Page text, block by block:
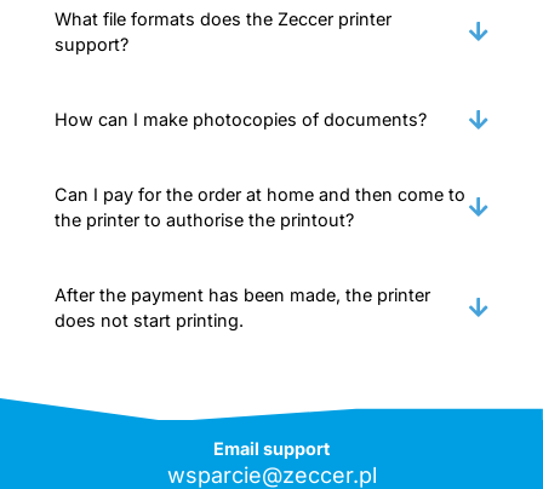
What file formats does the Zeccer printer
support?
How can I make photocopies of documents?
Can I pay for the order at home and then come to
the printer to authorise the printout?
After the payment has been made, the printer
does not start printing.
Email support
wsparcie@zeccer.pl